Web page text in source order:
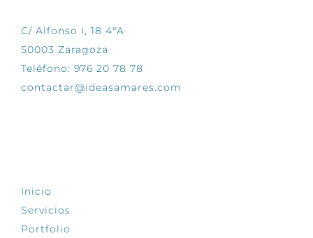
C/ Alfonso I, 18 4ºA
50003 Zaragoza
Teléfono: 976 20 78 78
contactar@ideasamares.com
Inicio
Servicios
Portfolio